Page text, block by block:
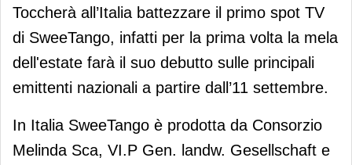
Toccherà all’Italia battezzare il primo spot TV
di SweeTango, infatti per la prima volta la mela
dell'estate farà il suo debutto sulle principali
emittenti nazionali a partire dall’11 settembre.
In Italia SweeTango è prodotta da Consorzio
Melinda Sca, VI.P Gen. landw. Gesellschaft e